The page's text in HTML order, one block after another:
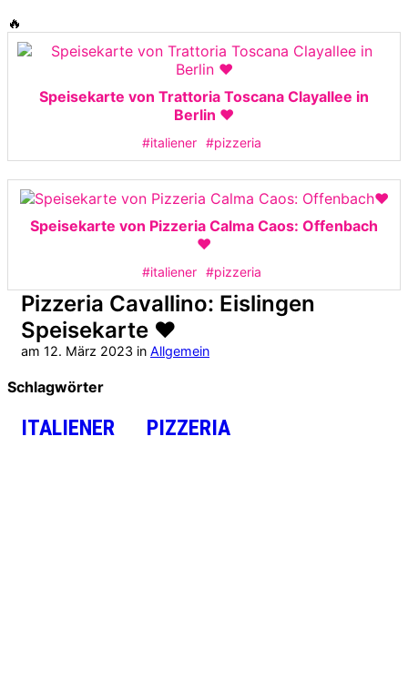
🔥
Speisekarte von Trattoria Toscana Clayallee in
Berlin ❤️
#italiener #pizzeria
Speisekarte von Pizzeria Calma Caos: Offenbach
❤️
#italiener #pizzeria
Pizzeria Cavallino: Eislingen
Speisekarte ❤️
am 12. März 2023 in Allgemein
Schlagwörter
ITALIENER PIZZERIA